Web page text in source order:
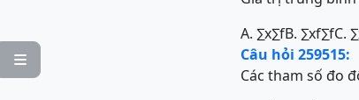

A. ∑x∑fB. ∑xf∑fC. ∑
Câu hỏi 259515:
Các tham số đo